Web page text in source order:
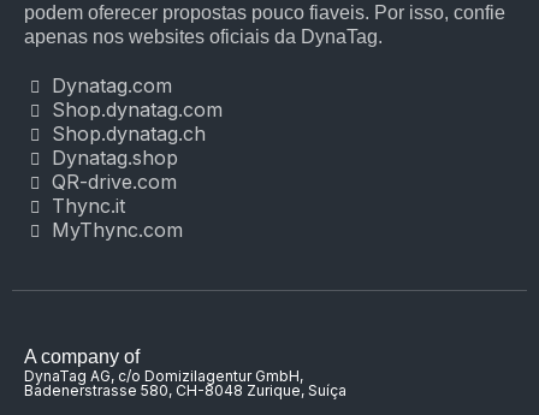
podem oferecer propostas pouco fiaveis. Por isso, confie
apenas nos websites oficiais da DynaTag.
Dynatag.com
Shop.dynatag.com
Shop.dynatag.ch
Dynatag.shop
QR-drive.com
Thync.it
MyThync.com
A company of
DynaTag AG, c/o Domizilagentur GmbH,
Badenerstrasse 580, CH-8048 Zurique, Suíça